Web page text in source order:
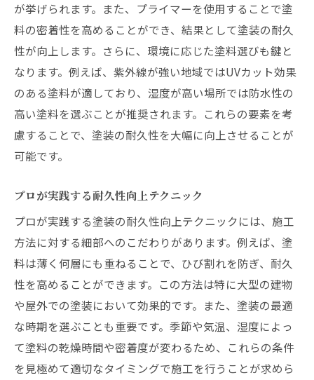
が挙げられます。また、プライマーを使用することで塗
料の密着性を高めることができ、結果として塗装の耐久
性が向上します。さらに、環境に応じた塗料選びも鍵と
なります。例えば、紫外線が強い地域ではUVカット効果
のある塗料が適しており、湿度が高い場所では防水性の
高い塗料を選ぶことが推奨されます。これらの要素を考
慮することで、塗装の耐久性を大幅に向上させることが
可能です。
プロが実践する耐久性向上テクニック
プロが実践する塗装の耐久性向上テクニックには、施工
方法に対する細部へのこだわりがあります。例えば、塗
料は薄く何層にも重ねることで、ひび割れを防ぎ、耐久
性を高めることができます。この方法は特に大型の建物
や屋外での塗装において効果的です。また、塗装の最適
な時期を選ぶことも重要です。季節や気温、湿度によっ
て塗料の乾燥時間や密着度が変わるため、これらの条件
を見極めて適切なタイミングで施工を行うことが求めら